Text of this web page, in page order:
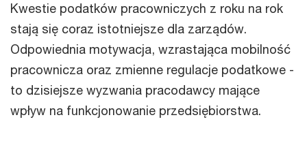
Kwestie podatków pracowniczych z roku na rok
stają się coraz istotniejsze dla zarządów.
Odpowiednia motywacja, wzrastająca mobilność
pracownicza oraz zmienne regulacje podatkowe -
to dzisiejsze wyzwania pracodawcy mające
wpływ na funkcjonowanie przedsiębiorstwa.